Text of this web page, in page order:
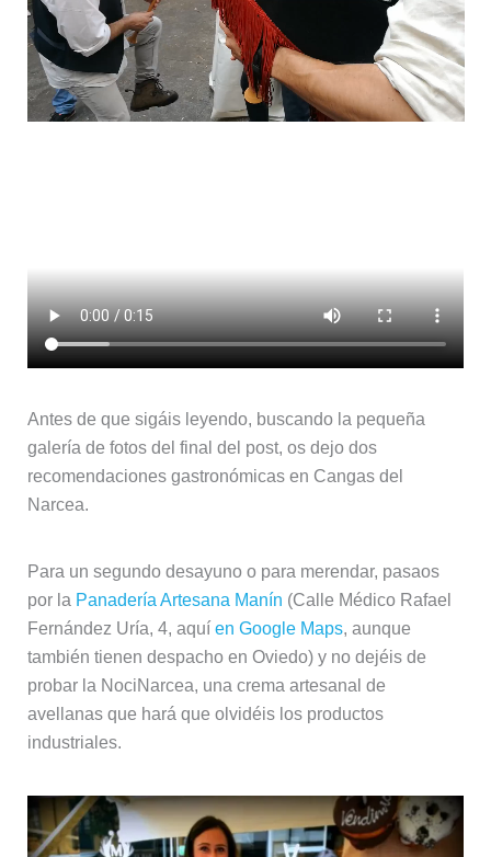
Antes de que sigáis leyendo, buscando la pequeña
galería de fotos del final del post, os dejo dos
recomendaciones gastronómicas en Cangas del
Narcea.
Para un segundo desayuno o para merendar, pasaos
por la Panadería Artesana Manín (Calle Médico Rafael
Fernández Uría, 4, aquí en Google Maps, aunque
también tienen despacho en Oviedo) y no dejéis de
probar la NociNarcea, una crema artesanal de
avellanas que hará que olvidéis los productos
industriales.